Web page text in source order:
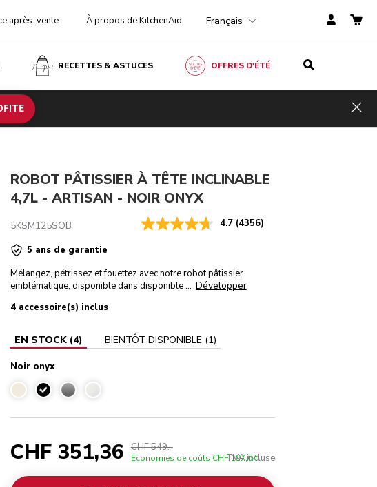
après-vente À propos de KitchenAid Français
RECETTES & ASTUCES OFFRES D'ÉTÉ
ROBOT PÂTISSIER À TÊTE INCLINABLE
4,7L - ARTISAN - NOIR ONYX
5KSM125SOB 4.7 (4356)
5 ans de garantie
Mélangez, pétrissez et fouettez avec notre robot pâtissier
emblématique, disponible dans disponible... Développer
4 accessoire(s) inclus
EN STOCK(4) BIENTÔT DISPONIBLE (1)
Noir onyx
Noir onyx
CHF 351,36 CHF 549.-
Économies de coûts CHF 197,64
TVA incluse